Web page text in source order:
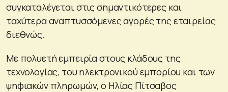
συγκαταλέγεται στις σημαντικότερες και
ταχύτερα αναπτυσσόμενες αγορές της εταιρείας
διεθνώς.
Με πολυετή εμπειρία στους κλάδους της
τεχνολογίας, του ηλεκτρονικού εμπορίου και των
ψηφιακών πληρωμών, ο Ηλίας Πίτσαβος